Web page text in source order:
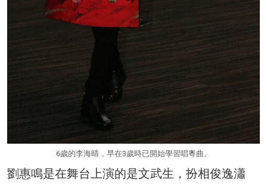
6歲的李海晴，早在3歲時已開始學習唱粵曲。
劉惠鳴是在舞台上演的是文武生，扮相俊逸瀟